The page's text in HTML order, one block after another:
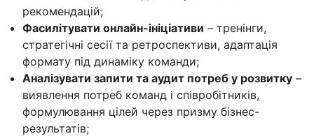
рекомендацій;
Фасилітувати онлайн-ініціативи – тренінги,
стратегічні сесії та ретроспективи, адаптація
формату під динаміку команди;
Аналізувати запити та аудит потреб у розвитку –
виявлення потреб команд і співробітників,
формулювання цілей через призму бізнес-
результатів;